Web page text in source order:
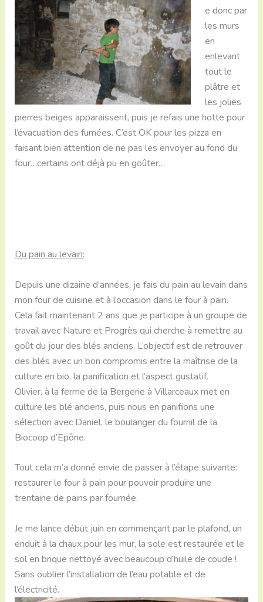
e donc par
les murs
en
enlevant
tout le
plâtre et
les jolies
pierres beiges apparaissent, puis je refais une hotte pour
l’évacuation des fumées. C’est OK pour les pizza en
faisant bien attention de ne pas les envoyer au fond du
four…certains ont déjà pu en goûter…
Du pain au levain:
Depuis une dizaine d’années, je fais du pain au levain dans
mon four de cuisine et à l’occasion dans le four à pain.
Cela fait maintenant 2 ans que je participe à un groupe de
travail avec Nature et Progrès qui cherche à remettre au
goût du jour des blés anciens. L’objectif est de retrouver
des blés avec un bon compromis entre la maîtrise de la
culture en bio, la panification et l’aspect gustatif.
Olivier, à la ferme de la Bergerie à Villarceaux met en
culture les blé anciens, puis nous en panifions une
sélection avec Daniel, le boulanger du fournil de la
Biocoop d’Epône.
Tout cela m’a donné envie de passer à l’étape suivante:
restaurer le four à pain pour pouvoir produire une
trentaine de pains par fournée.
Je me lance début juin en commençant par le plafond, un
enduit à la chaux pour les mur, la sole est restaurée et le
sol en brique nettoyé avec beaucoup d’huile de coude !
Sans oublier l’installation de l’eau potable et de
l’électricité.